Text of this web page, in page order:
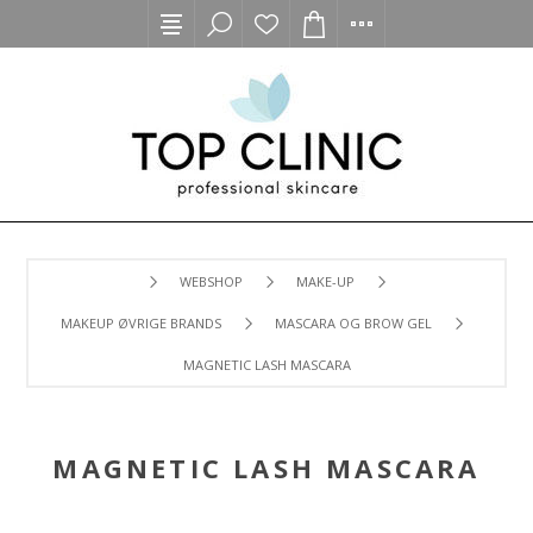
WEBSHOP MAKE-UP
MAKEUP ØVRIGE BRANDS MASCARA OG BROW GEL
MAGNETIC LASH MASCARA
MAGNETIC LASH MASCARA